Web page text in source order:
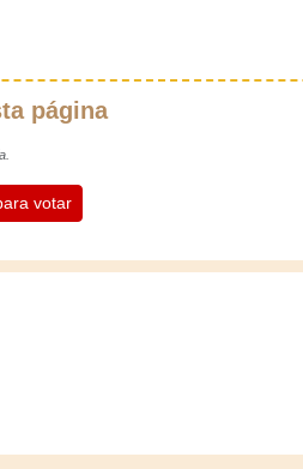
página
votar